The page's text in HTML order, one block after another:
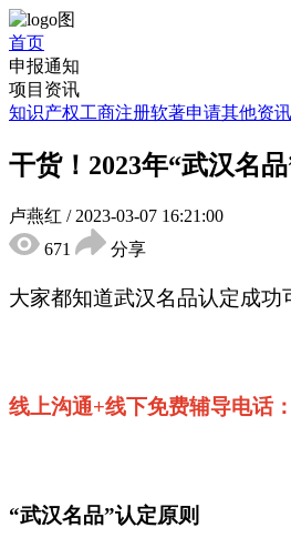
首页
申报通知
项目资讯
知识产权工商注册软著申请其他资讯
干货！2023年“武汉名
卢燕红 / 2023-03-07 16:21:00
671
分享
大家都知道武汉名品认定成
线上沟通+线下免费辅导电话
“武汉名品”认定原则